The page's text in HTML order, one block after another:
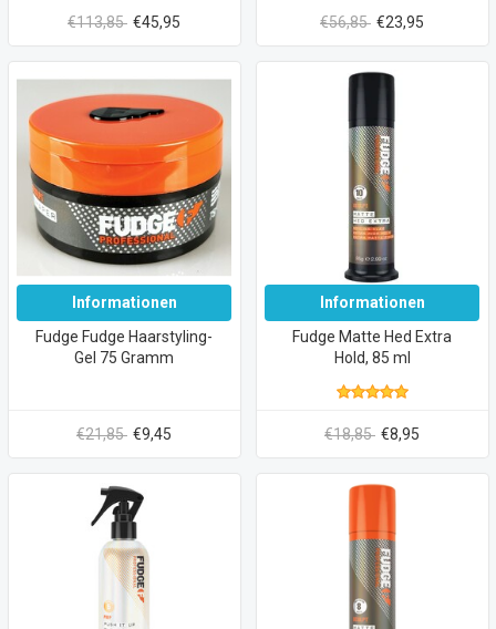
€113,85 €45,95 €56,85 €23,95
Informationen
Fudge Fudge Haarstyling-
Gel 75 Gramm
€21,85 €9,45
Informationen
Fudge Matte Hed Extra
Hold, 85 ml
€18,85 €8,95